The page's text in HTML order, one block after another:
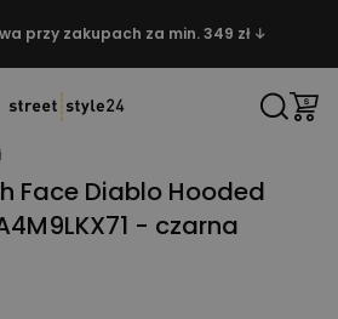
przy zakupach za min. 349 zł ↓
Face Diablo Hooded
- czarna